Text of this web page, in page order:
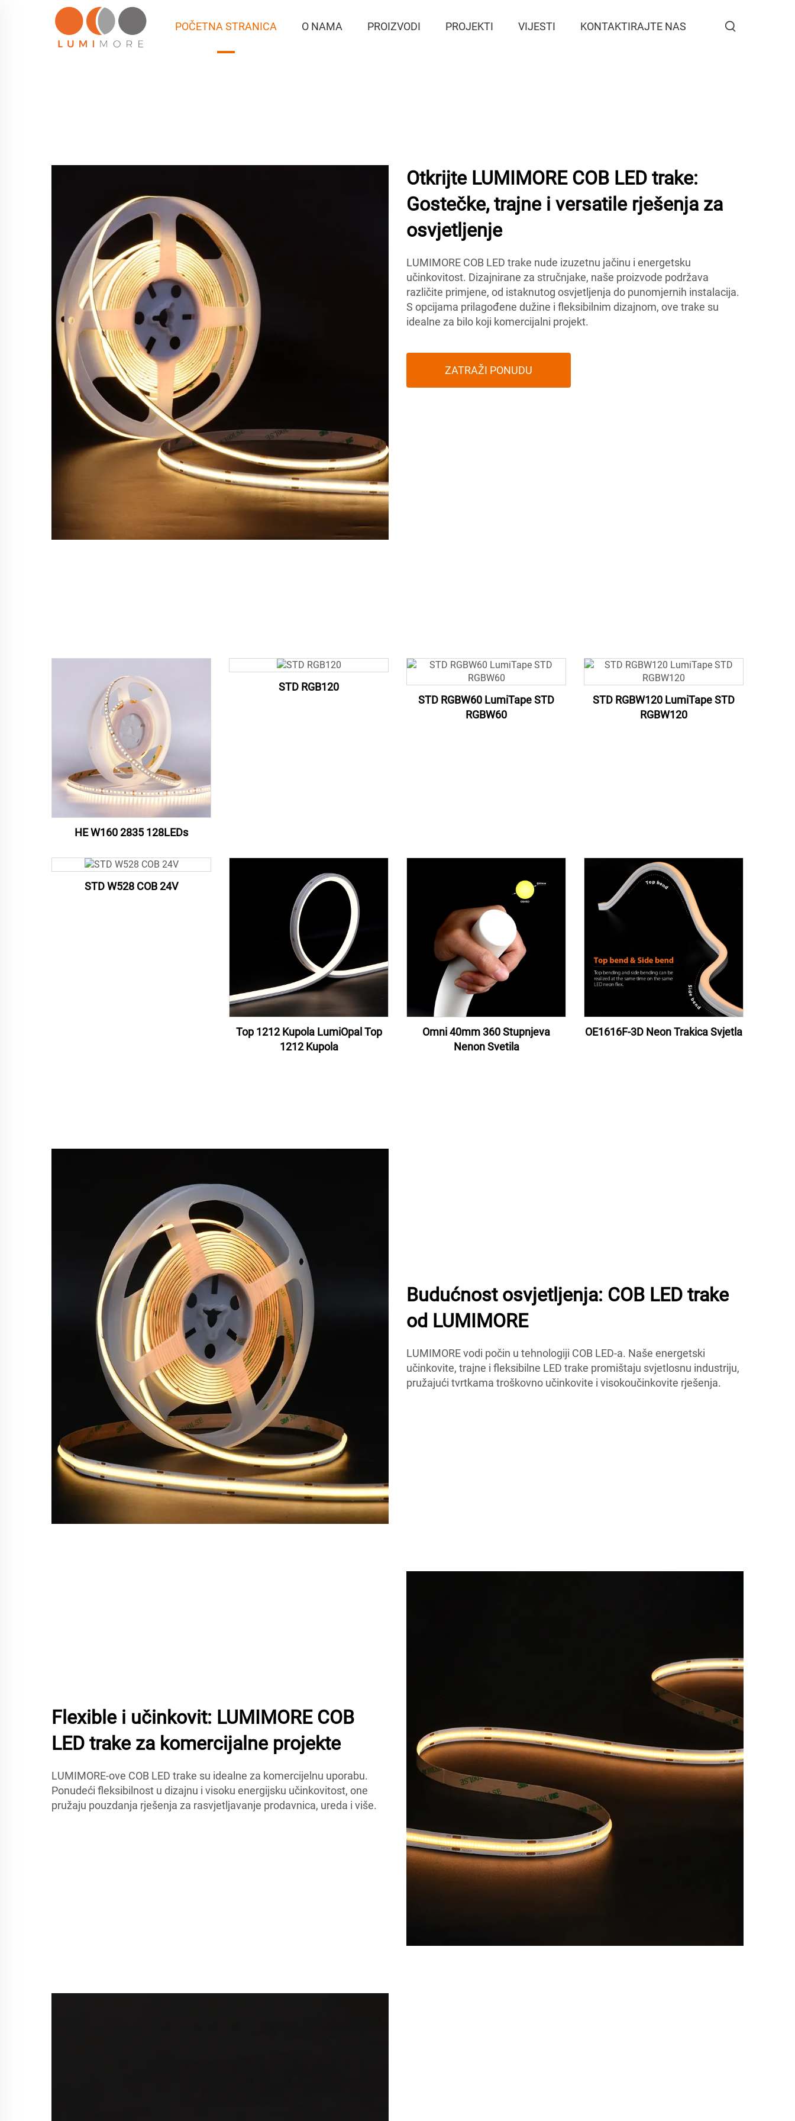
POČETNA STRANICA O NAMA PROIZVODI PROJEKTI VIJESTI KONTAKTIRAJTE NAS
Otkrijte LUMIMORE COB LED trake:
Gostečke, trajne i versatile rješenja za
osvjetljenje
LUMIMORE COB LED trake nude izuzetnu jačinu i energetsku
učinkovitost. Dizajnirane za stručnjake, naše proizvode podržava
različite primjene, od istaknutog osvjetljenja do punomjernih instalacija.
S opcijama prilagođene dužine i fleksibilnim dizajnom, ove trake su
idealne za bilo koji komercijalni projekt.
ZATRAŽI PONUDU
HE W160 2835 128LEDs
STD RGB120
STD RGBW60 LumiTape STD
RGBW60
STD RGBW120 LumiTape STD
RGBW120
STD W528 COB 24V
Top 1212 Kupola LumiOpal Top
1212 Kupola
Omni 40mm 360 Stupnjeva
Nenon Svetila
OE1616F-3D Neon Trakica Svjetla
Budućnost osvjetljenja: COB LED trake
od LUMIMORE
LUMIMORE vodi počin u tehnologiji COB LED-a. Naše energetski
učinkovite, trajne i fleksibilne LED trake promištaju svjetlosnu industriju,
pružajući tvrtkama troškovno učinkovite i visokoučinkovite rješenja.
Flexible i učinkovit: LUMIMORE COB
LED trake za komercijalne projekte
LUMIMORE-ove COB LED trake su idealne za komercijelnu uporabu.
Ponudeći fleksibilnost u dizajnu i visoku energijsku učinkovitost, one
pružaju pouzdanja rješenja za rasvjetljavanje prodavnica, ureda i više.